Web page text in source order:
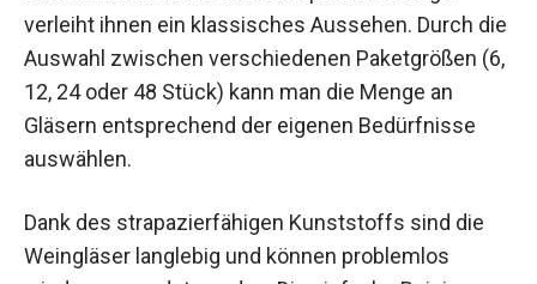
verleiht ihnen ein klassisches Aussehen. Durch die
Auswahl zwischen verschiedenen Paketgrößen (6,
12, 24 oder 48 Stück) kann man die Menge an
Gläsern entsprechend der eigenen Bedürfnisse
auswählen.
Dank des strapazierfähigen Kunststoffs sind die
Weingläser langlebig und können problemlos